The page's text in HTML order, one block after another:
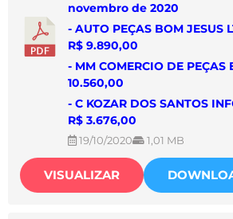
novembro de 2020
- AUTO PEÇAS BOM JESUS
R$ 9.890,00
- MM COMERCIO DE PEÇAS
10.560,00
- C KOZAR DOS SANTOS
R$ 3.676,00
19/10/2020 1,01 MB
VISUALIZAR